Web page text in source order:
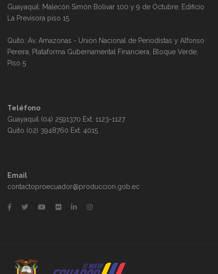
Guayaquil: Malecón Simón Bolivar 100 y 9 de Octubre, Edificio
La Previsora piso 15
Quito: Av. Amazonas - Unión Nacional de Periodistas y Alfonso
Pereira, Plataforma Gubernamental Financiera, Bloque Verde,
Piso 5
Teléfono
Guayaquil (04) 2591370 Ext. 1123-1127
Quito (02) 3948760 Ext. 4015
Email
contactoproecuador@produccion.gob.ec